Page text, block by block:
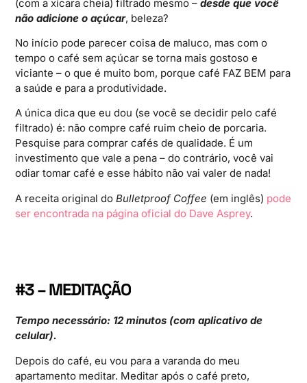
(com a xícara cheia) filtrado mesmo –desde que você
não adicione o açúcar, beleza?
No início pode parecer coisa de maluco, mas com o
tempo o café sem açúcar se torna mais gostoso e
viciante – o que é muito bom, porque café FAZ BEM para
a saúde e para a produtividade.
A única dica que eu dou (se você se decidir pelo café
filtrado) é: não compre café ruim cheio de porcaria.
Pesquise para comprar cafés de qualidade. É um
investimento que vale a pena – do contrário, você vai
odiar tomar café e esse hábito não vai valer de nada!
A receita original doBulletproof Coffee (em inglês) pode
ser encontrada na página oficial do Dave Asprey.
#3 – MEDITAÇÃO
Tempo necessário: 12 minutos (com aplicativo de
celular).
Depois do café, eu vou para a varanda do meu
apartamento meditar. Meditar após o café preto,